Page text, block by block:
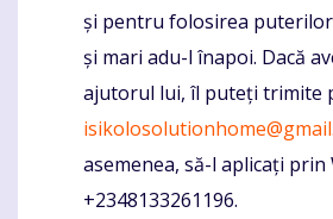
și pentru folosirea
și mari adu-l înapoi. Dacă
ajutorul lui, îl puteți trimite
asemenea, să-l aplicați
+2348133261196.